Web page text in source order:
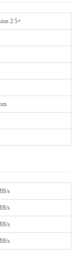
2.5+
s
s
s
s